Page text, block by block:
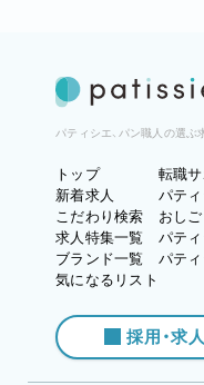
パティシエ、パン職人の選ぶ
トップ
新着求人
こだわり検索
求人特集一覧
ブランド一覧
気になるリスト
転職サ
パテ
おし
パテ
パテ
採用・求